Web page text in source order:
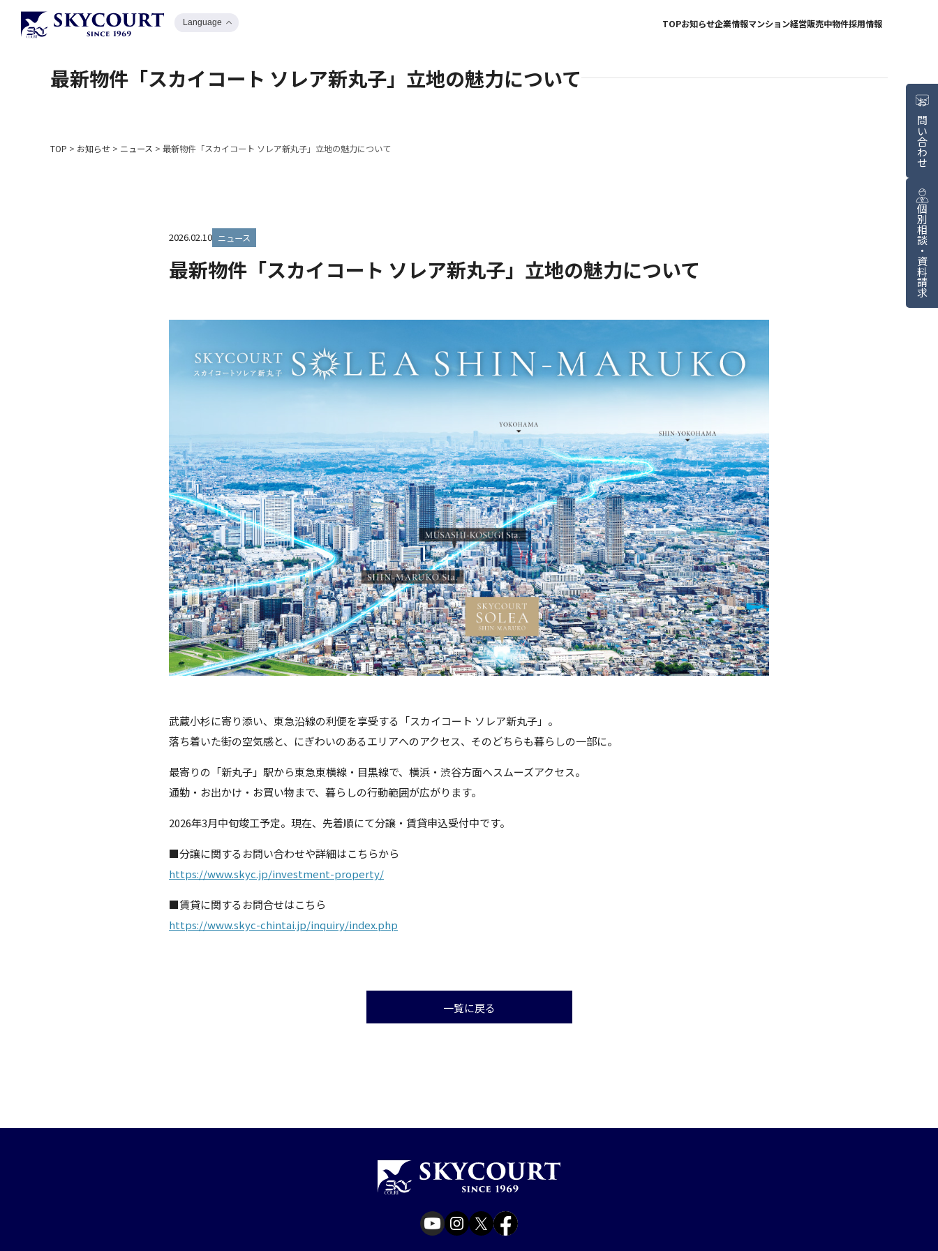
Language TOPお知らせ企業情報マンション経営販売中物件採用情報
最新物件「スカイコート ソレア新丸子」立地の魅力について
TOP > お知らせ > ニュース > 最新物件「スカイコート ソレア新丸子」立地の魅力について お問い合わせ
個別相談・資料請求
2026.02.10 ニュース
最新物件「スカイコート ソレア新丸子」立地の魅力について
武蔵小杉に寄り添い、東急沿線の利便を享受する「スカイコート ソレア新丸子」。
落ち着いた街の空気感と、にぎわいのあるエリアへのアクセス、そのどちらも暮らしの一部に。
最寄りの「新丸子」駅から東急東横線・目黒線で、横浜・渋谷方面へスムーズアクセス。
通勤・お出かけ・お買い物まで、暮らしの行動範囲が広がります。
2026年3月中旬竣工予定。現在、先着順にて分譲・賃貸申込受付中です。
■分譲に関するお問い合わせや詳細はこちらから
https://www.skyc.jp/investment-property/
■賃貸に関するお問合せはこちら
https://www.skyc-chintai.jp/inquiry/index.php
一覧に戻る